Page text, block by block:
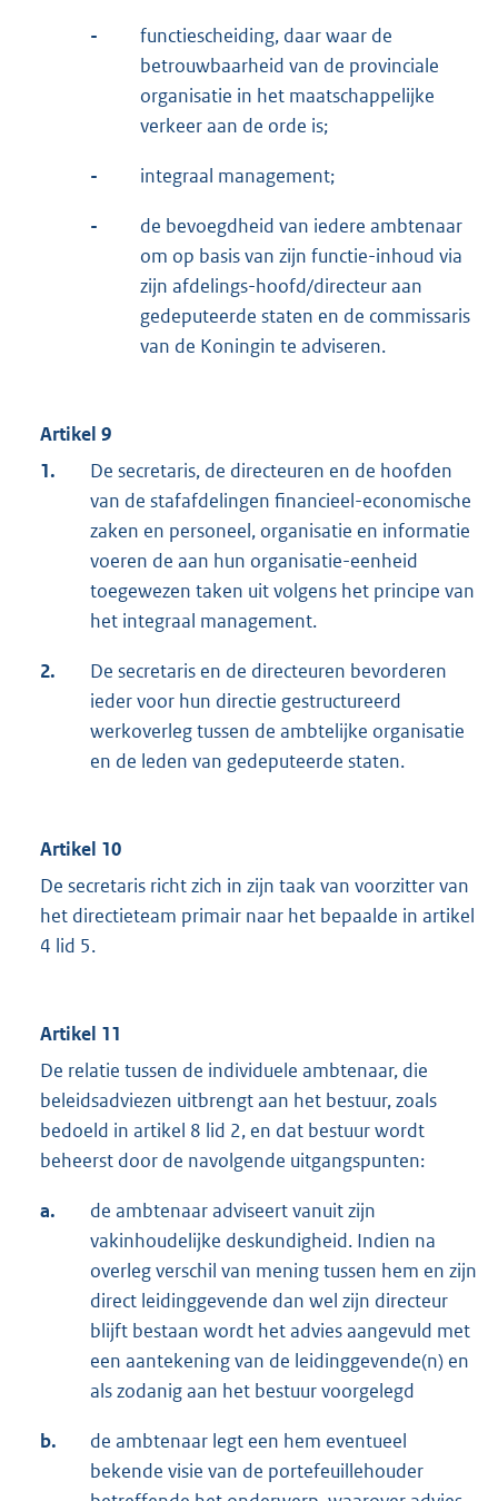
-
functiescheiding, daar waar de
betrouwbaarheid van de provinciale
organisatie in het maatschappelijke
verkeer aan de orde is;
- integraal management;
-
de bevoegdheid van iedere ambtenaar
om op basis van zijn functie-inhoud via
zijn afdelings-hoofd/directeur aan
gedeputeerde staten en de commissaris
van de Koningin te adviseren.
Artikel 9
1.
De secretaris, de directeuren en de hoofden
van de stafafdelingen financieel-economische
zaken en personeel, organisatie en informatie
voeren de aan hun organisatie-eenheid
toegewezen taken uit volgens het principe van
het integraal management.
2.
De secretaris en de directeuren bevorderen
ieder voor hun directie gestructureerd
werkoverleg tussen de ambtelijke organisatie
en de leden van gedeputeerde staten.
Artikel 10
De secretaris richt zich in zijn taak van voorzitter van
het directieteam primair naar het bepaalde in artikel
4 lid 5.
Artikel 11
De relatie tussen de individuele ambtenaar, die
beleidsadviezen uitbrengt aan het bestuur, zoals
bedoeld in artikel 8 lid 2, en dat bestuur wordt
beheerst door de navolgende uitgangspunten:
a.
de ambtenaar adviseert vanuit zijn
vakinhoudelijke deskundigheid. Indien na
overleg verschil van mening tussen hem en zijn
direct leidinggevende dan wel zijn directeur
blijft bestaan wordt het advies aangevuld met
een aantekening van de leidinggevende(n) en
als zodanig aan het bestuur voorgelegd
b.
de ambtenaar legt een hem eventueel
bekende visie van de portefeuillehouder